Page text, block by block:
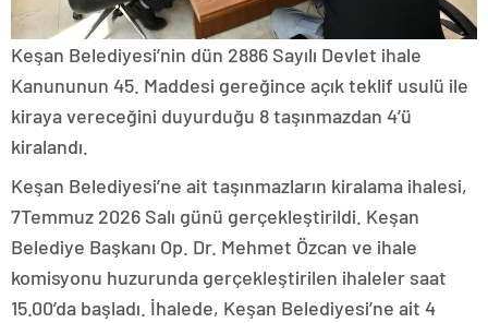
Keşan Belediyesi’nin dün 2886 Sayılı Devlet ihale
Kanununun 45. Maddesi gereğince açık teklif usulü ile
kiraya vereceğini duyurduğu 8 taşınmazdan 4’ü
kiralandı.
Keşan Belediyesi’ne ait taşınmazların kiralama ihalesi,
7Temmuz 2026 Salı günü gerçekleştirildi. Keşan
Belediye Başkanı Op. Dr. Mehmet Özcan ve ihale
komisyonu huzurunda gerçekleştirilen ihaleler saat
15.00’da başladı. İhalede, Keşan Belediyesi’ne ait 4